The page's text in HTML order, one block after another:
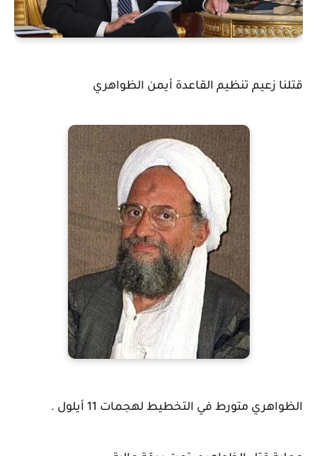
قتلنا زعيم تنظيم القاعدة أيمن الظواهري
الظواهري متورط في التخطيط لهجمات 11 أيلول .